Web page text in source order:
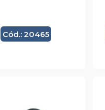
Cód.: 20465